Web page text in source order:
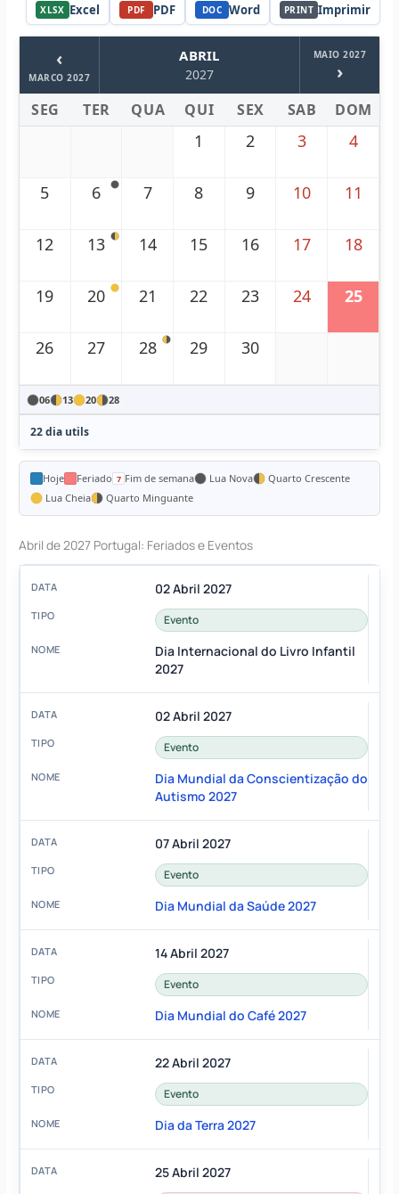
XLSX Excel PDF PDF DOC Word PRINT Imprimir
‹
MARCO 2027
ABRIL
2027
MAIO 2027
›
SEG TER QUA QUI SEX SAB DOM
1 2 3 4
5 6 7 8 9 10 11
12 13 14 15 16 17 18
19 20 21 22 23 24 25
26 27 28 29 30
06 13 20 28
22 dia utils
Hoje Feriado Fim de semana Lua Nova
Quarto Crescente
Lua Cheia
Quarto Minguante
Abril de 2027 Portugal: Feriados e Eventos
02 Abril 2027
Evento
Dia Internacional do Livro Infantil
2027
02 Abril 2027
Evento
Dia Mundial da Conscientização do
Autismo 2027
07 Abril 2027
Evento
Dia Mundial da Saúde 2027
14 Abril 2027
Evento
Dia Mundial do Café 2027
22 Abril 2027
Evento
Dia da Terra 2027
25 Abril 2027